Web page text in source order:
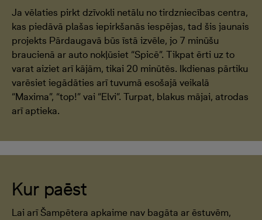
Ja vēlaties pirkt dzīvokli netālu no tirdzniecības centra,
kas piedāvā plašas iepirkšanās iespējas, tad šis jaunais
projekts Pārdaugavā būs īstā izvēle, jo 7 minūšu
braucienā ar auto nokļūsiet “Spicē”. Tikpat ērti uz to
varat aiziet arī kājām, tikai 20 minūtēs. Ikdienas pārtiku
varēsiet iegādāties arī tuvumā esošajā veikalā
“Maxima”, “top!” vai “Elvi”. Turpat, blakus mājai, atrodas
arī aptieka.
Kur paēst
Lai arī Šampētera apkaime nav bagāta ar ēstuvēm,